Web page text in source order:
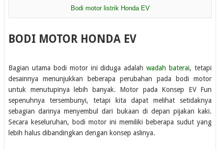
Bodi motor listrik Honda EV
BODI MOTOR HONDA EV
Bagian utama bodi motor ini diduga adalahwadah baterai, tetapi
desainnya menunjukkan beberapa perubahan pada bodi motor
untuk menutupinya lebih banyak. Motor pada Konsep EV Fun
sepenuhnya tersembunyi, tetapi kita dapat melihat setidaknya
sebagian darinya menyembul dari bukaan di depan pijakan kaki.
Secara keseluruhan, bodi motor ini memiliki beberapa sudut yang
lebih halus dibandingkan dengan konsep aslinya.